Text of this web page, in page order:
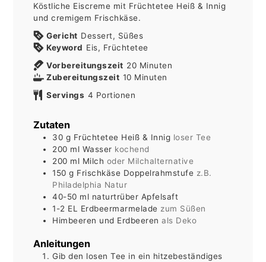
Köstliche Eiscreme mit Früchtetee Heiß & Innig
und cremigem Frischkäse.
Gericht Dessert, Süßes
Keyword Eis, Früchtetee
Vorbereitungszeit 20Minuten
Minuten
Zubereitungszeit 10Minuten
Minuten
Servings 4 Portionen
Zutaten
30 g Früchtetee Heiß & Innig loser Tee
200 ml Wasser kochend
200 ml Milch oder Milchalternative
150 g Frischkäse Doppelrahmstufe z.B.
Philadelphia Natur
40-50 ml naturtrüber Apfelsaft
1-2 EL Erdbeermarmelade zum Süßen
Himbeeren und Erdbeeren als Deko
Anleitungen
Gib den losen Tee in ein hitzebeständiges